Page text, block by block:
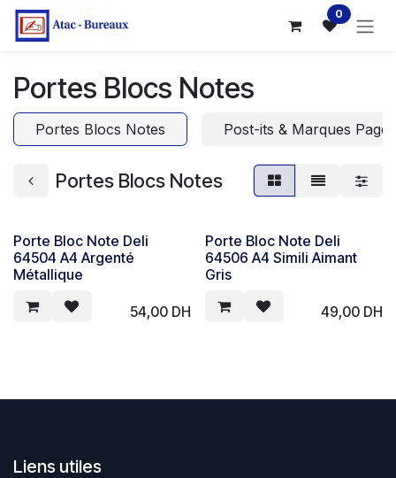
Se rendre au contenu 0
Portes Blocs Notes
Portes Blocs Notes Post-its & Marques Pages
Portes Blocs Notes
Porte Bloc Note Deli
64504 A4 Argenté
Métallique
54,00DH
Porte Bloc Note Deli
64506 A4 Simili Aimant
Gris
49,00DH
Liens utiles